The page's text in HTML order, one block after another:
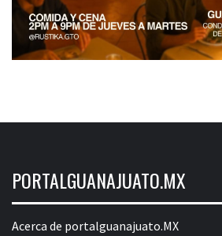
PORTALGUANAJUATO.MX
Acerca de portalguanajuato.MX